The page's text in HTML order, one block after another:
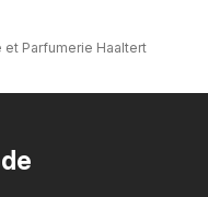
et Parfumerie Haaltert